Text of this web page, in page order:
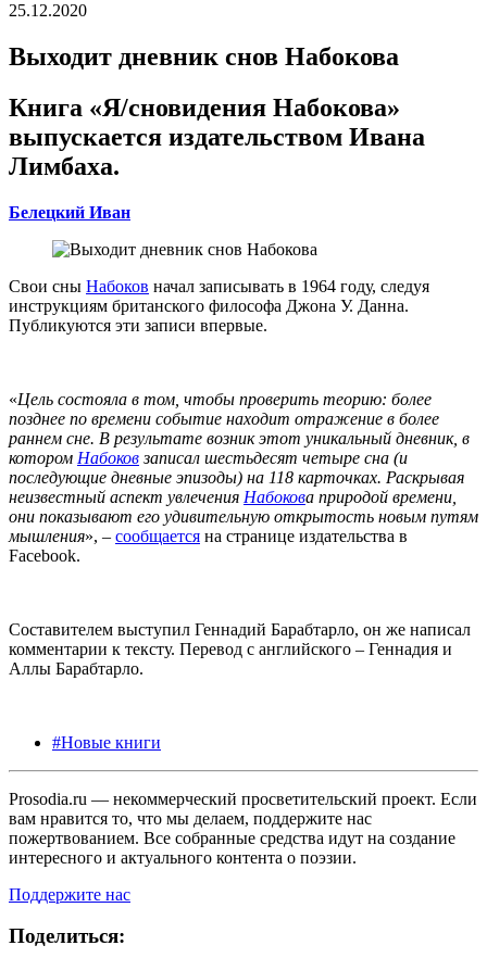
25.12.2020
Выходит дневник снов Набокова
Книга «Я/сновидения Набокова»
выпускается издательством Ивана
Лимбаха.
Белецкий Иван
Свои сны Набоков начал записывать в 1964 году, следуя
инструкциям британского философа Джона У. Данна.
Публикуются эти записи впервые.
«Цель состояла в том, чтобы проверить теорию: более
позднее по времени событие находит отражение в более
раннем сне. В результате возник этот уникальный дневник, в
котором Набоковзаписал шестьдесят четыре сна (и
последующие дневные эпизоды) на 118 карточках. Раскрывая
неизвестный аспект увлечения Набокова природой времени,
они показывают его удивительную открытость новым путям
мышления», – сообщается на странице издательства в
Facebook.
Составителем выступил Геннадий Барабтарло, он же написал
комментарии к тексту. Перевод с английского – Геннадия и
Аллы Барабтарло.
#Новые книги
Prosodia.ru — некоммерческий просветительский проект. Если
вам нравится то, что мы делаем, поддержите нас
пожертвованием. Все собранные средства идут на создание
интересного и актуального контента о поэзии.
Поддержите нас
Поделиться: